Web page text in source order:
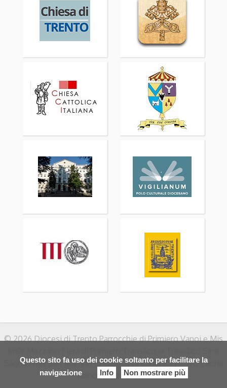
Questo sito fa uso dei cookie soltanto per facilitare la
navigazione
Info Non mostrare più
© 2026 Diocesi di Trento Parrocchie di Primiero Vanoi e Mis
Sagron-Mis San Martino di Castrozza Canal San Bovo Caoria
Ronco Prade Zortea